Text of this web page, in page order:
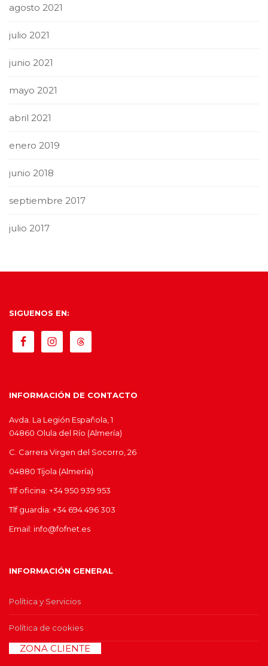
agosto 2021
julio 2021
junio 2021
mayo 2021
abril 2021
enero 2019
junio 2018
septiembre 2017
julio 2017
SIGUENOS EN:
INFORMACIÓN DE CONTACTO
Avda. La Legión Española, 1
04860 Olula del Río (Almería)
C. Carrera Virgen del Socorro, 26
04880 Tíjola (Almería)
Tlf oficina: +34 950 939 953
Tlf guardia: +34 694 496 303
Email: info@fofnet.es
INFORMACIÓN GENERAL
Política y Servicios
Política de cookies
ZONA CLIENTE